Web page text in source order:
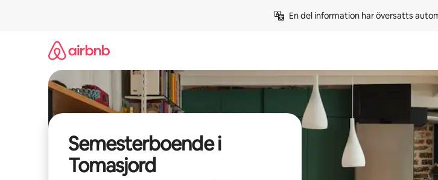
En del information har översatts
Semesterboende i
Tomasjord